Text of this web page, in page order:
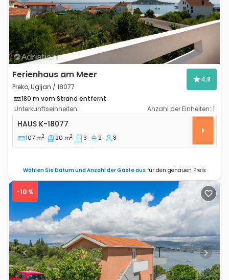
Ferienhaus am Meer
Preko, Ugljan / 18077
4,8
180 m vom Strand entfernt
Unterkunftseinheiten:
Anzahl der Einheiten: 1
3-Zimmer-Haus Preko, Ugljan K-18077
HAUS K-18077
107 m2 20 m2 3 2 8
Wählen Sie Datum und Anzahl der Gäste aus für den genauen Preis
Previous Next
-10 %